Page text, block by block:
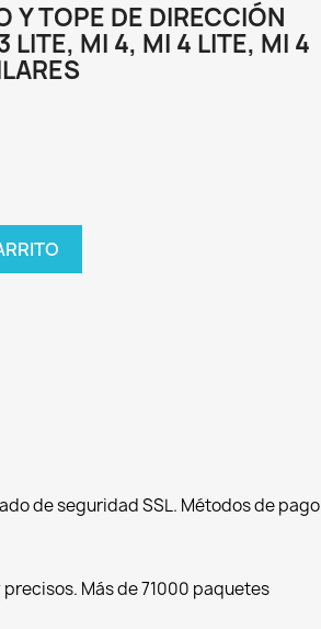
Y TOPE DE DIRECCIÓN
LITE, MI 4, MI 4 LITE, MI 4
de seguridad SSL. Métodos de pago
Más de 71000 paquetes